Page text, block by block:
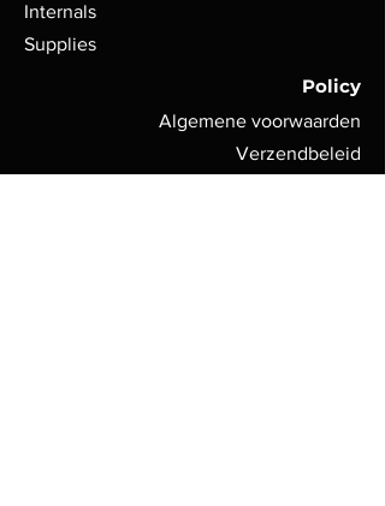
Internals
Supplies
Policy
Algemene voorwaarden
Verzendbeleid